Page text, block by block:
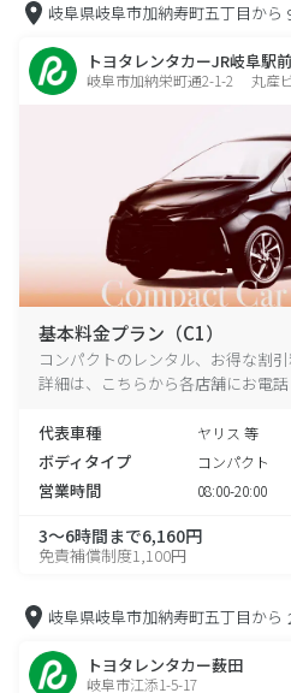
岐阜県岐阜市加納寿町五丁目から
トヨタレンタカーJR岐阜駅前
岐阜市加納栄町通2-1-2 丸産
基本料金プラン（C1）
コンパクトのレンタル、お得な割
詳細は、こちらから各店舗にお電話
代表車種 ヤリス 等
ボディタイプ コンパクト
営業時間 08:00-20:00
3～6時間まで6,160円
免責補償制度1,100円
岐阜県岐阜市加納寿町五丁目から
トヨタレンタカー薮田
岐阜市江添1-5-17